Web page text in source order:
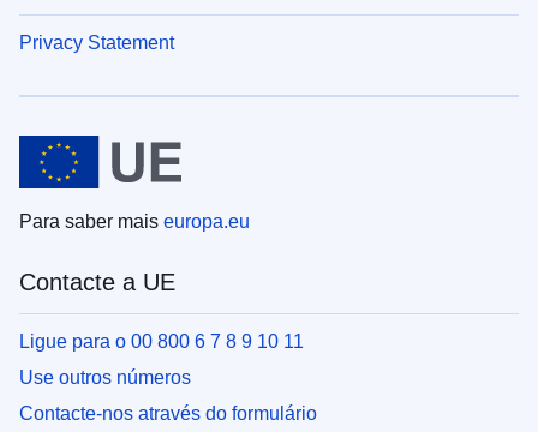
Privacy Statement
Para saber mais europa.eu
Contacte a UE
Ligue para o 00 800 6 7 8 9 10 11
Use outros números
Contacte-nos através do formulário